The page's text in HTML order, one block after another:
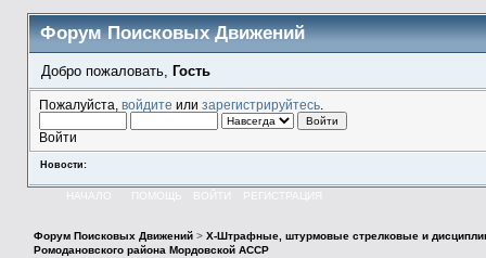
Форум Поисковых Движений
Добро пожаловать, Гость
Пожалуйста, войдите или зарегистрируйтесь.
Войти
Новости:
НАЧАЛО ПОМОЩЬ ВОЙТИ РЕГИСТРАЦИЯ
Форум Поисковых Движений> X-Штрафные, штурмовые стрелковые и
Ромодановского района Мордовской АССР